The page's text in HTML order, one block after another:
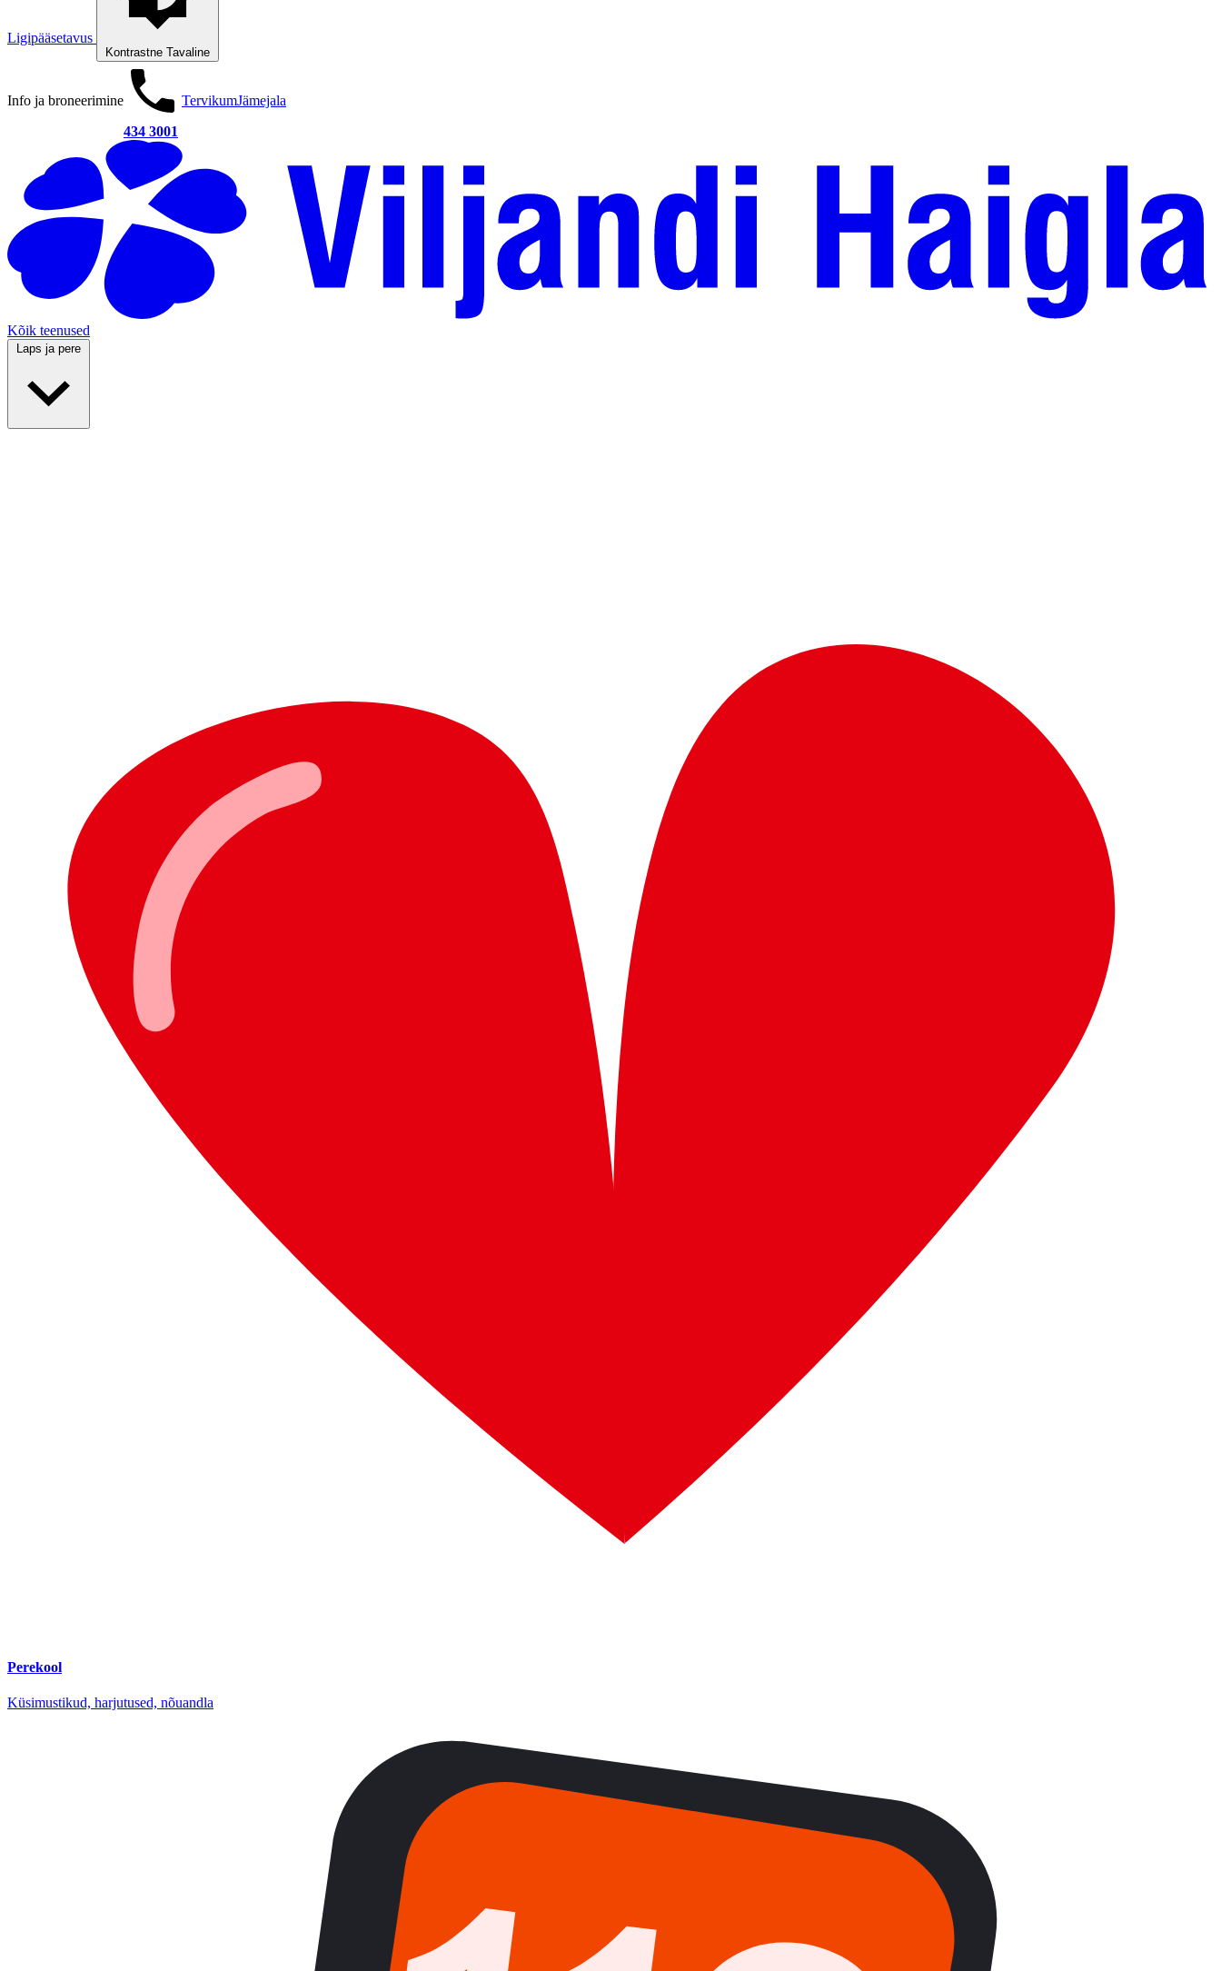
Ligipääsetavus
Kontrastne Tavaline
Info ja broneerimine
434 3001
TervikumJämejala
Kõik teenused
Laps ja pere
Perekool
Küsimustikud, harjutused, nõuandla